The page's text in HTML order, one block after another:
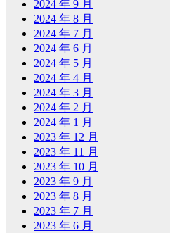
2024 年 9 月
2024 年 8 月
2024 年 7 月
2024 年 6 月
2024 年 5 月
2024 年 4 月
2024 年 3 月
2024 年 2 月
2024 年 1 月
2023 年 12 月
2023 年 11 月
2023 年 10 月
2023 年 9 月
2023 年 8 月
2023 年 7 月
2023 年 6 月